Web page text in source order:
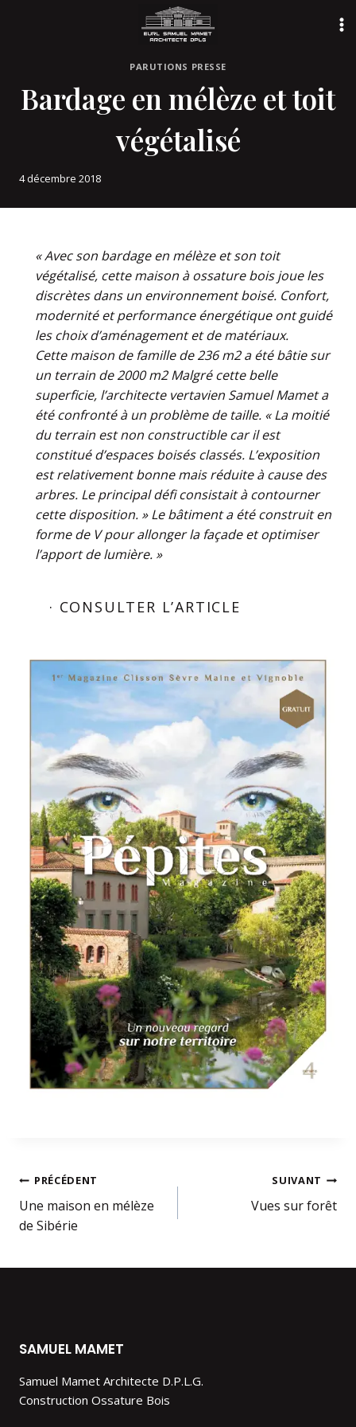
PARUTIONS PRESSE
Bardage en mélèze et toit
végétalisé
4 décembre 2018
« Avec son bardage en mélèze et son toit
végétalisé, cette maison à ossature bois joue les
discrètes dans un environnement boisé. Confort,
modernité et performance énergétique ont guidé
les choix d’aménagement et de matériaux.
Cette maison de famille de 236 m2 a été bâtie sur
un ter­rain de 2000 m2 Malgré cette belle
superficie, l’architecte vertavien Samuel Mamet a
été confronté à un problème de taille. « La moitié
du terrain est non constructible car il est
constitué d’espaces boisés classés. L’exposition
est relativement bonne mais réduite à cause des
arbres. Le principal défi consistait à contourner
cette disposition. » Le bâtiment a été construit en
forme de V pour allonger la façade et optimiser
l’apport de lumière. »
· CONSULTER L’ARTICLE
Navigation
de
l’article
PRÉCÉDENT
Une maison en mélèze
de Sibérie
SUIVANT
Vues sur forêt
SAMUEL MAMET
Samuel Mamet Architecte D.P.L.G.
Construction Ossature Bois